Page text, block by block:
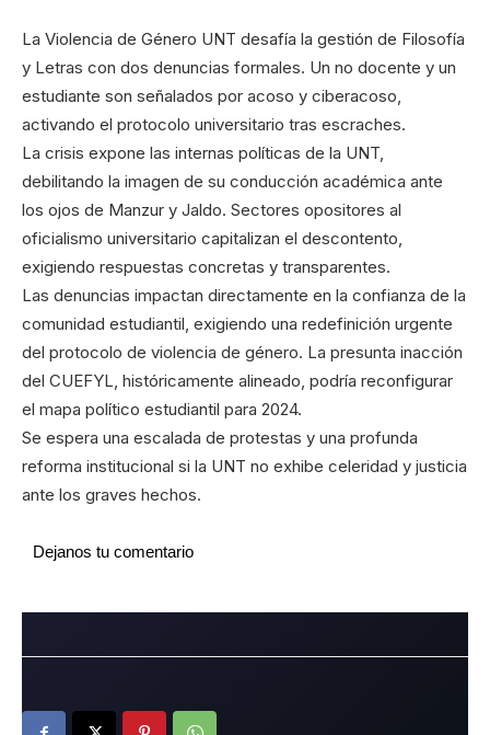
La Violencia de Género UNT desafía la gestión de Filosofía
y Letras con dos denuncias formales. Un no docente y un
estudiante son señalados por acoso y ciberacoso,
activando el protocolo universitario tras escraches.
La crisis expone las internas políticas de la UNT,
debilitando la imagen de su conducción académica ante
los ojos de Manzur y Jaldo. Sectores opositores al
oficialismo universitario capitalizan el descontento,
exigiendo respuestas concretas y transparentes.
Las denuncias impactan directamente en la confianza de la
comunidad estudiantil, exigiendo una redefinición urgente
del protocolo de violencia de género. La presunta inacción
del CUEFYL, históricamente alineado, podría reconfigurar
el mapa político estudiantil para 2024.
Se espera una escalada de protestas y una profunda
reforma institucional si la UNT no exhibe celeridad y justicia
ante los graves hechos.
Dejanos tu comentario